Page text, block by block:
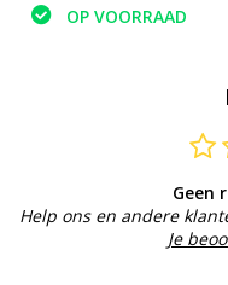
OP VOORRAAD
Geen
Help ons en andere
Je